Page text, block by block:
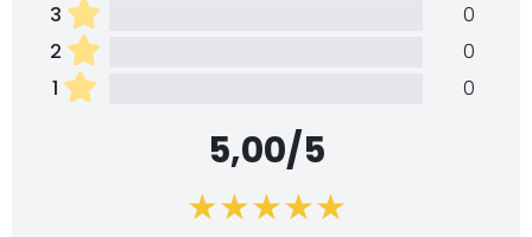
3
0
2
0
1
0
5,00/5